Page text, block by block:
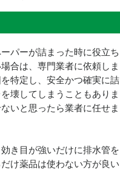
パーが詰まった時に役立ち
合は、専門業者に依頼しま
特定し、安全かつ確実に詰
壊してしまうこともありま
いと思ったら業者に任せま
き目が強いだけに排水管を
け薬品は使わない方が良い